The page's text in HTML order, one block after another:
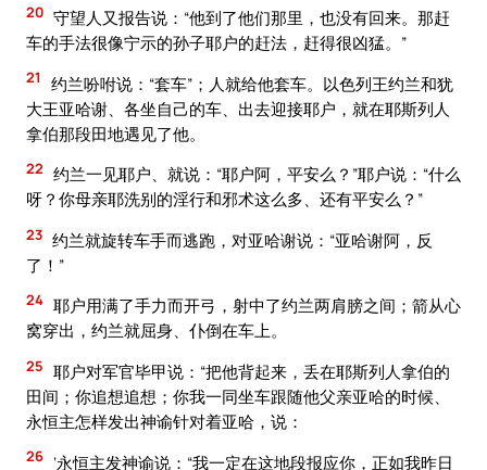
20 守望人又报告说：“他到了他们那里，也没有回来。那赶
车的手法很像宁示的孙子耶户的赶法，赶得很凶猛。”
21
约兰吩咐说：“套车”；人就给他套车。以色列王约兰和犹
大王亚哈谢、各坐自己的车、出去迎接耶户，就在耶斯列人
拿伯那段田地遇见了他。
22 约兰一见耶户、就说：“耶户阿，平安么？”耶户说：“什么
呀？你母亲耶洗别的淫行和邪术这么多、还有平安么？”
23 约兰就旋转车手而逃跑，对亚哈谢说：“亚哈谢阿，反
了！”
24 耶户用满了手力而开弓，射中了约兰两肩膀之间；箭从心
窝穿出，约兰就屈身、仆倒在车上。
25 耶户对军官毕甲说：“把他背起来，丢在耶斯列人拿伯的
田间；你追想追想；你我一同坐车跟随他父亲亚哈的时候、
永恒主怎样发出神谕针对着亚哈，说：
26 ‘永恒主发神谕说：“我一定在这地段报应你，正如我昨日